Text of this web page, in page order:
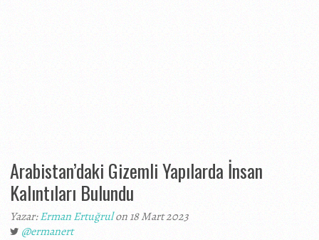
Arabistan’daki Gizemli Yapılarda İnsan
Kalıntıları Bulundu
Yazar:Erman Ertuğrulon 18 Mart 2023
@ermanert